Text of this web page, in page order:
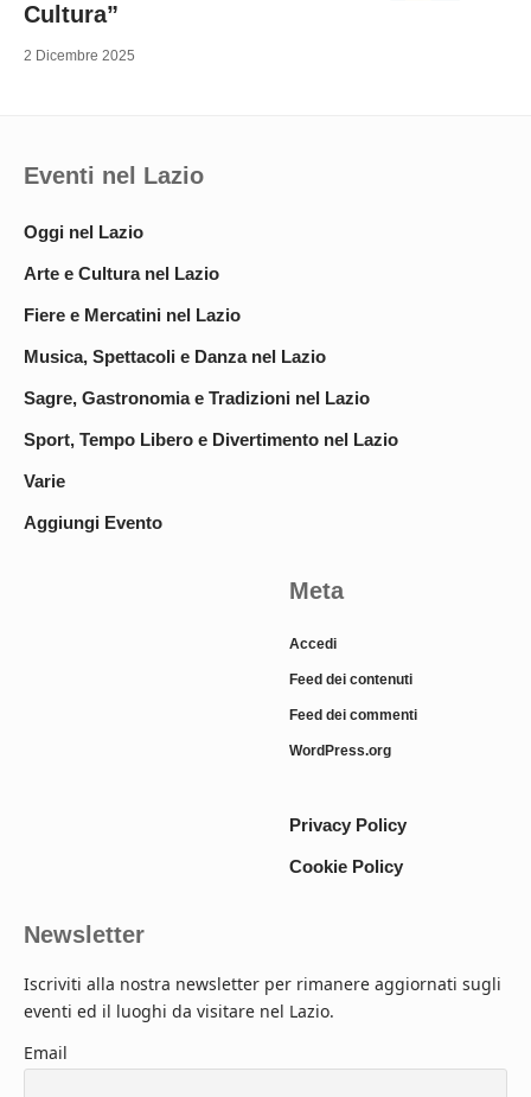
Cultura”
2 Dicembre 2025
Eventi nel Lazio
Oggi nel Lazio
Arte e Cultura nel Lazio
Fiere e Mercatini nel Lazio
Musica, Spettacoli e Danza nel Lazio
Sagre, Gastronomia e Tradizioni nel Lazio
Sport, Tempo Libero e Divertimento nel Lazio
Varie
Aggiungi Evento
Meta
Accedi
Feed dei contenuti
Feed dei commenti
WordPress.org
Privacy Policy
Cookie Policy
Newsletter
Iscriviti alla nostra newsletter per rimanere aggiornati sugli
eventi ed il luoghi da visitare nel Lazio.
Email